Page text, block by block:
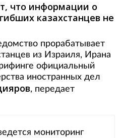
что информации о
казахстанцев не
прорабатывает
из Израиля, Ирана
официальный
иностранных дел
, передает
мониторинг